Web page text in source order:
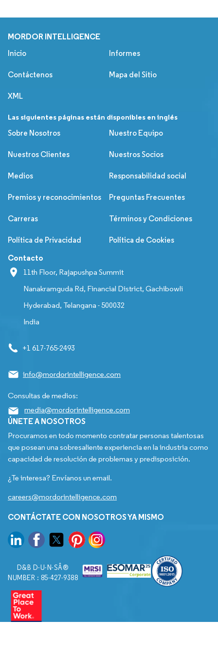
MORDOR INTELLIGENCE
Inicio Informes
Contáctenos Mapa del Sitio
XML
Las siguientes páginas están disponibles en inglés
Sobre Nosotros
Nuestro Equipo
Nuestros Clientes Nuestros Socios
Medios Responsabilidad social
Premios y reconocimientos Preguntas Frecuentes
Carreras Términos y Condiciones
Política de Privacidad Política de Cookies
Contacto
11th Floor, Rajapushpa Summit
Nanakramguda Rd, Financial District, Gachibowli
Hyderabad, Telangana - 500032
India
+1 617-765-2493
info@mordorintelligence.com
Consultas de medios:
media@mordorintelligence.com
ÚNETE A NOSOTROS
Procuramos en todo momento contratar personas talentosas
que posean una sobresaliente experiencia en la industria como
capacidad de resolución de problemas y predisposición.
¿Te interesa? Envíanos un email.
careers@mordorintelligence.com
CONTÁCTATE CON NOSOTROS YA MISMO
D&B D-U-N-SÂ®
NUMBER : 85-427-9388